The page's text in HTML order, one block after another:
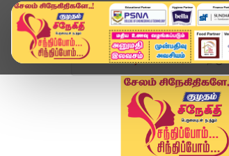
முகப்பு விளையாட்டு
Home வீடியோ ஸ்டோரி